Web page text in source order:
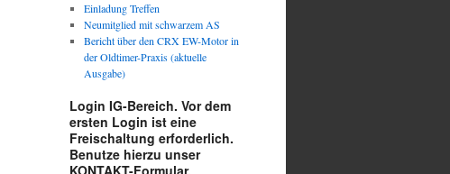
Einladung Treffen
Neumitglied mit schwarzem AS
Bericht über den CRX EW-Motor in
der Oldtimer-Praxis (aktuelle
Ausgabe)
Login IG-Bereich. Vor dem
ersten Login ist eine
Freischaltung erforderlich.
Benutze hierzu unser
KONTAKT-Formular.